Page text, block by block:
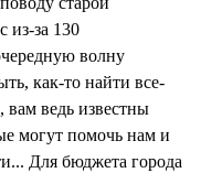
из-за 130
волну
как-то найти все-
вам ведь известны
могут помочь нам и
Для бюджета города